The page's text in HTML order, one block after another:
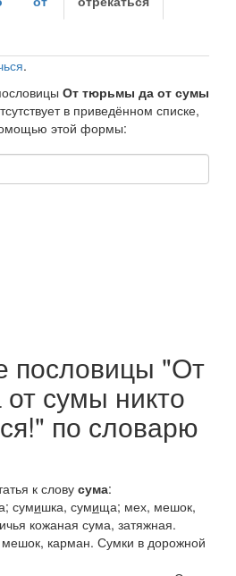
.
От тюрьмы да от сумы
в приведённом списке,
этой формы:
пословицы "От
сумы никто
по словарю
к слову сума:
сумишка, сумища; мех, мешок,
кожаная сума, затяжная.
карман. Сумки в дорожной